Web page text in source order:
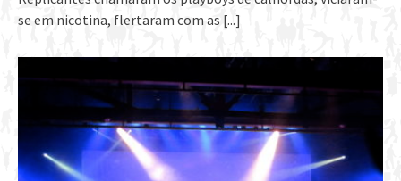
se em nicotina, flertaram com as [...]